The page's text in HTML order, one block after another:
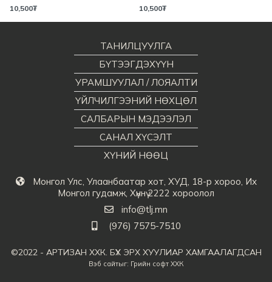
10,500₮ 10,500₮
Монгол Улс, Улаанбаатар хот, ХУД, 18-р хороо, Их
Монгол гудамж, Хүннү 2222 хороолол
info@tlj.mn
(976) 7575-7510
ТАНИЛЦУУЛГА
БҮТЭЭГДЭХҮҮН
УРАМШУУЛАЛ / ЛОЯАЛТИ
ҮЙЛЧИЛГЭЭНИЙ НӨХЦӨЛ
САЛБАРЫН МЭДЭЭЛЭЛ
САНАЛ ХҮСЭЛТ
ХҮНИЙ НӨӨЦ
©2022 - АРТИЗАН ХХК. БҮХ ЭРХ ХУУЛИАР ХАМГААЛАГДСАН
Вэб сайтыг: Грийн софт ХХК